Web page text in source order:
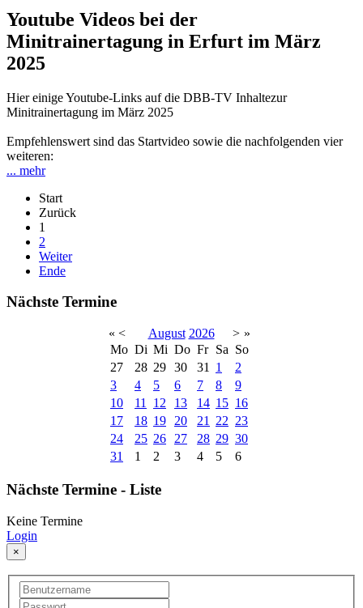
Youtube Videos bei der
Minitrainertagung in Erfurt im März
2025
Hier einige Youtube-Links auf die DBB-TV Inhaltezur
Minitrainertagung im März 2025
Empfehlenswert sind das Startvideo sowie die nachfolgenden vier
weiteren:
... mehr
Start
Zurück
1
2
Weiter
Ende
Nächste Termine
« < August 2026 > »
Mo Di Mi Do Fr Sa So
27
28 29 30 31 1
2
3
4 5 6 7 8
9
10
11 12 13 14 15 16
17
18 19 20 21 22 23
24
25 26 27 28 29 30
31
1 2 3 4 5 6
Nächste Termine - Liste
Keine Termine
Login
×